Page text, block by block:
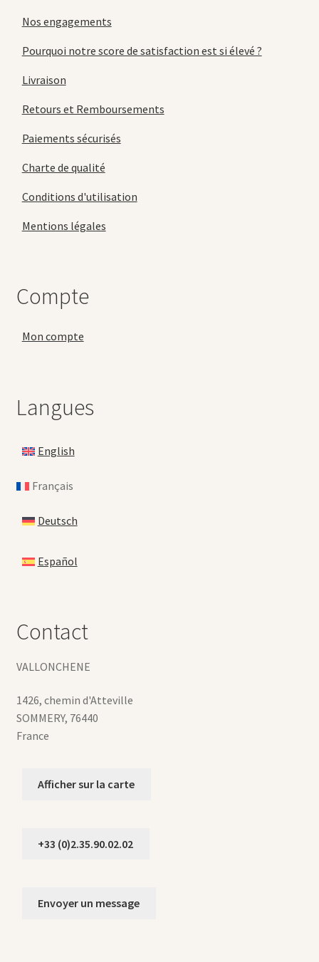
Nos engagements
Pourquoi notre score de satisfaction est si élevé ?
Livraison
Retours et Remboursements
Paiements sécurisés
Charte de qualité
Conditions d'utilisation
Mentions légales
Compte
Mon compte
Langues
English
Français
Deutsch
Español
Contact
VALLONCHENE
1426, chemin d'Atteville
SOMMERY, 76440
France
Afficher sur la carte
+33 (0)2.35.90.02.02
Envoyer un message